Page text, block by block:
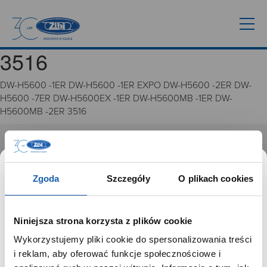
Zgoda Szczegóły O plikach cookies
Niniejsza strona korzysta z plików cookie
Wykorzystujemy pliki cookie do spersonalizowania treści
i reklam, aby oferować funkcje społecznościowe i
3516
DW-H5600 -1ER DW-H5600 -1ER EXPO DW-H5600 -2ER DW-
H5600 -7ER DW-H5600EX -1ER DW-H5600MB -1ER DW-
H5600MB -2ER 3516
GRUPA ZIBI
Historia
Kariera
Zgoda na ciasteczka
SZANOWNY UŻYTKOWNIKU,